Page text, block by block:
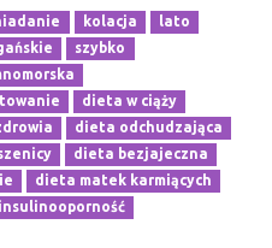
kolacja
lato
szybko
dieta w ciąży
dieta odchudzająca
dieta bezjajeczna
dieta matek karmiących